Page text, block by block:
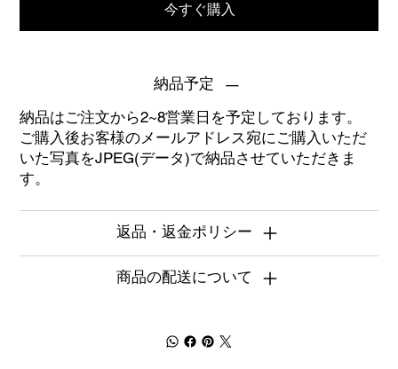
今すぐ購入
納品予定
納品はご注文から2~8営業日を予定しております。
ご購入後お客様のメールアドレス宛にご購入いただ
いた写真をJPEG(データ)で納品させていただきま
す。
返品・返金ポリシー
商品の配送について